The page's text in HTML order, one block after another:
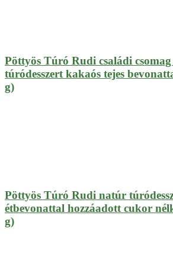
Pöttyös Túró Rudi családi
túródesszert kakaós tejes
g)
Pöttyös Túró Rudi natúr
étbevonattal hozzáadott cukor
g)